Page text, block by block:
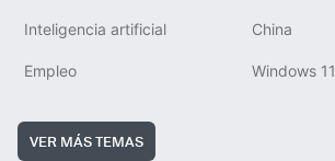
Inteligencia artificial China
Empleo Windows 11
VER MÁS TEMAS